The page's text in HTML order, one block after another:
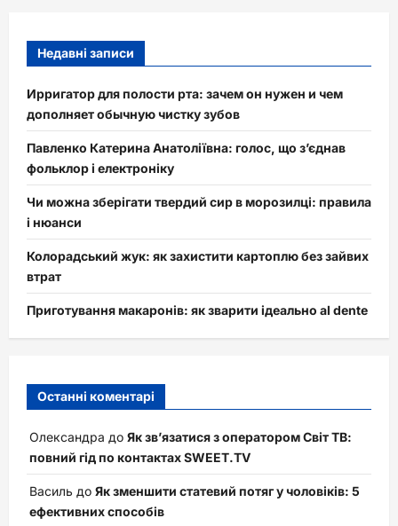
Недавні записи
Ирригатор для полости рта: зачем он нужен и чем
дополняет обычную чистку зубов
Павленко Катерина Анатоліївна: голос, що з’єднав
фольклор і електроніку
Чи можна зберігати твердий сир в морозилці: правила
і нюанси
Колорадський жук: як захистити картоплю без зайвих
втрат
Приготування макаронів: як зварити ідеально al dente
Останні коментарі
Олександра до Як зв’язатися з оператором Світ ТВ:
повний гід по контактах SWEET.TV
Василь до Як зменшити статевий потяг у чоловіків: 5
ефективних способів